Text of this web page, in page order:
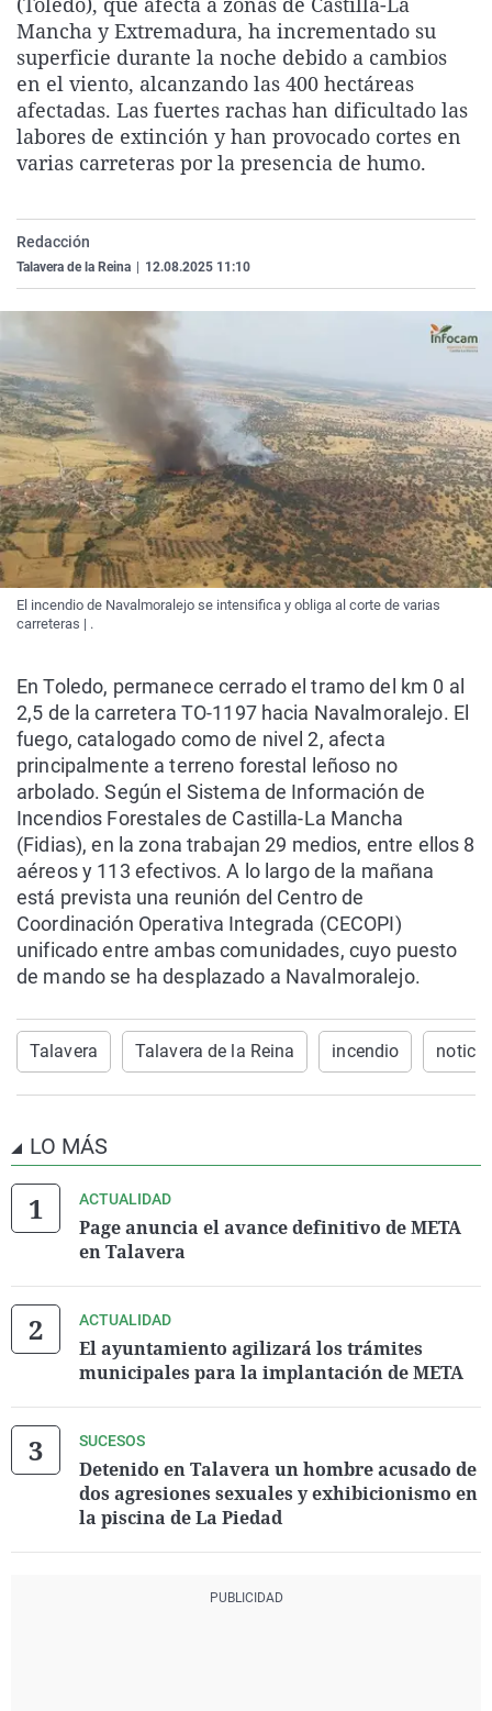
La rosa de los vientos
Gente viajera
Como el perro y el
Caso
Retornados
Equipo de
Operación Viuda
Extremadura
Galicia
La Rioja
Navarra
País Vasco
Virales
Televisión
Elecciones
Mancha y Extremadura, ha incrementado su
superficie durante la noche debido a cambios
en el viento, alcanzando las 400 hectáreas
afectadas. Las fuertes rachas han dificultado las
labores de extinción y han provocado cortes en
varias carreteras por la presencia de humo.
Redacción
Talavera de la Reina 12.08.2025 11:10
El incendio de Navalmoralejo se intensifica y obliga al corte de varias
carreteras | .
En Toledo, permanece cerrado el tramo del km 0 al
2,5 de la carretera TO-1197 hacia Navalmoralejo. El
fuego, catalogado como de nivel 2, afecta
principalmente a terreno forestal leñoso no
arbolado. Según el Sistema de Información de
Incendios Forestales de Castilla-La Mancha
(Fidias), en la zona trabajan 29 medios, entre ellos 8
aéreos y 113 efectivos. A lo largo de la mañana
está prevista una reunión del Centro de
Coordinación Operativa Integrada (CECOPI)
unificado entre ambas comunidades, cuyo puesto
de mando se ha desplazado a Navalmoralejo.
Talavera Talavera de la Reina incendio
LO MÁS
ACTUALIDAD
Page anuncia el avance definitivo de META
en Talavera
ACTUALIDAD
El ayuntamiento agilizará los trámites
municipales para la implantación de META
SUCESOS
Detenido en Talavera un hombre acusado de
dos agresiones sexuales y exhibicionismo en
la piscina de La Piedad